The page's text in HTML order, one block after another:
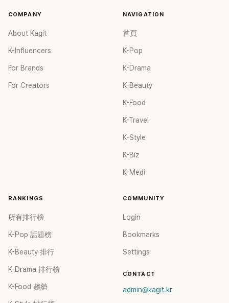
COMPANY
About Kagit
K-Influencers
For Brands
For Creators
NAVIGATION
首頁
K-Pop
K-Drama
K-Beauty
K-Food
K-Travel
K-Style
K-Biz
K-Medi
RANKINGS
所有排行榜
K-Pop 話題榜
K-Beauty 排行
K-Drama 排行榜
K-Food 趨勢
COMMUNITY
Login
Bookmarks
Settings
CONTACT
admin@kagit.kr